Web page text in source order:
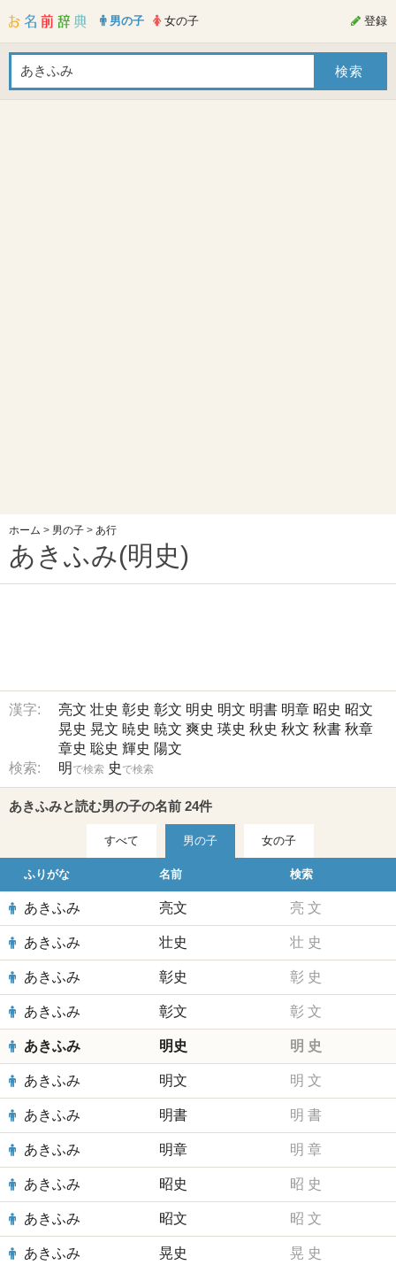
男の子 女の子 登録
ホーム > 男の子 > あ行
あきふみ(明史)
漢字: 亮文 壮史 彰史 彰文 明史 明文 明書 明章 昭史 昭文
晃史 晃文 暁史 暁文 爽史 瑛史 秋史 秋文 秋書 秋章
章史 聡史 輝史 陽文
検索:
明 で検索 史 で検索
あきふみと読む男の子の名前 24件
すべて 男の子 女の子
ふりがな 名前 検索
あきふみ 亮文 亮 文
あきふみ 壮史 壮 史
あきふみ 彰史 彰 史
あきふみ 彰文 彰 文
あきふみ 明史 明 史
あきふみ 明文 明 文
あきふみ 明書 明 書
あきふみ 明章 明 章
あきふみ 昭史 昭 史
あきふみ 昭文 昭 文
あきふみ 晃史 晃 史